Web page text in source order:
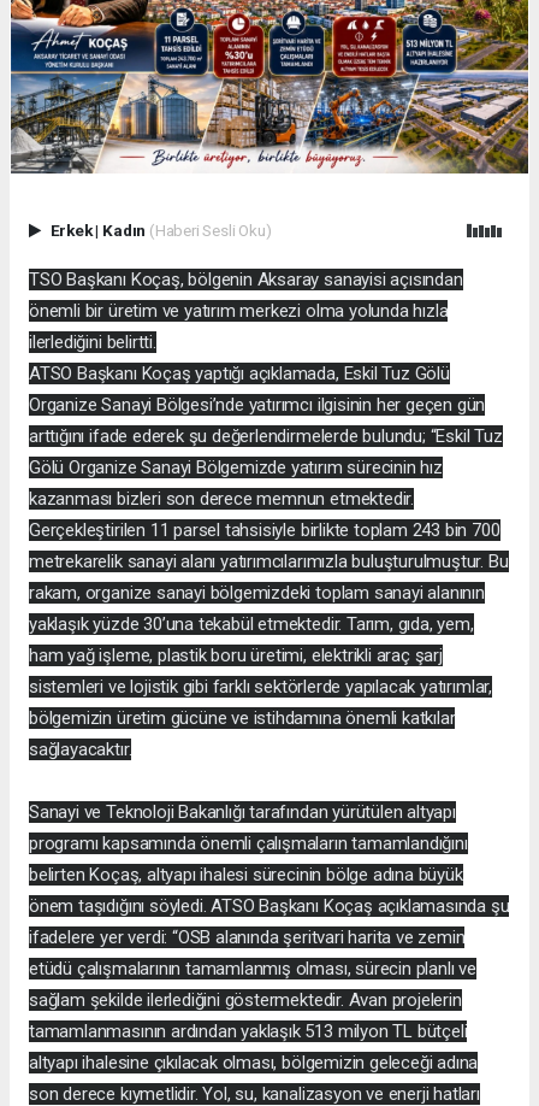
Erkek| Kadın (Haberi Sesli Oku)
TSO Başkanı Koçaş, bölgenin Aksaray sanayisi açısından
önemli bir üretim ve yatırım merkezi olma yolunda hızla
ilerlediğini belirtti.
ATSO Başkanı Koçaş yaptığı açıklamada, Eskil Tuz Gölü
Organize Sanayi Bölgesi’nde yatırımcı ilgisinin her geçen gün
arttığını ifade ederek şu değerlendirmelerde bulundu; “Eskil Tuz
Gölü Organize Sanayi Bölgemizde yatırım sürecinin hız
kazanması bizleri son derece memnun etmektedir.
Gerçekleştirilen 11 parsel tahsisiyle birlikte toplam 243 bin 700
metrekarelik sanayi alanı yatırımcılarımızla buluşturulmuştur. Bu
rakam, organize sanayi bölgemizdeki toplam sanayi alanının
yaklaşık yüzde 30’una tekabül etmektedir. Tarım, gıda, yem,
ham yağ işleme, plastik boru üretimi, elektrikli araç şarj
sistemleri ve lojistik gibi farklı sektörlerde yapılacak yatırımlar,
bölgemizin üretim gücüne ve istihdamına önemli katkılar
sağlayacaktır.
Sanayi ve Teknoloji Bakanlığı tarafından yürütülen altyapı
programı kapsamında önemli çalışmaların tamamlandığını
belirten Koçaş, altyapı ihalesi sürecinin bölge adına büyük
önem taşıdığını söyledi. ATSO Başkanı Koçaş açıklamasında şu
ifadelere yer verdi: “OSB alanında şeritvari harita ve zemin
etüdü çalışmalarının tamamlanmış olması, sürecin planlı ve
sağlam şekilde ilerlediğini göstermektedir. Avan projelerin
tamamlanmasının ardından yaklaşık 513 milyon TL bütçeli
altyapı ihalesine çıkılacak olması, bölgemizin geleceği adına
son derece kıymetlidir. Yol, su, kanalizasyon ve enerji hatları